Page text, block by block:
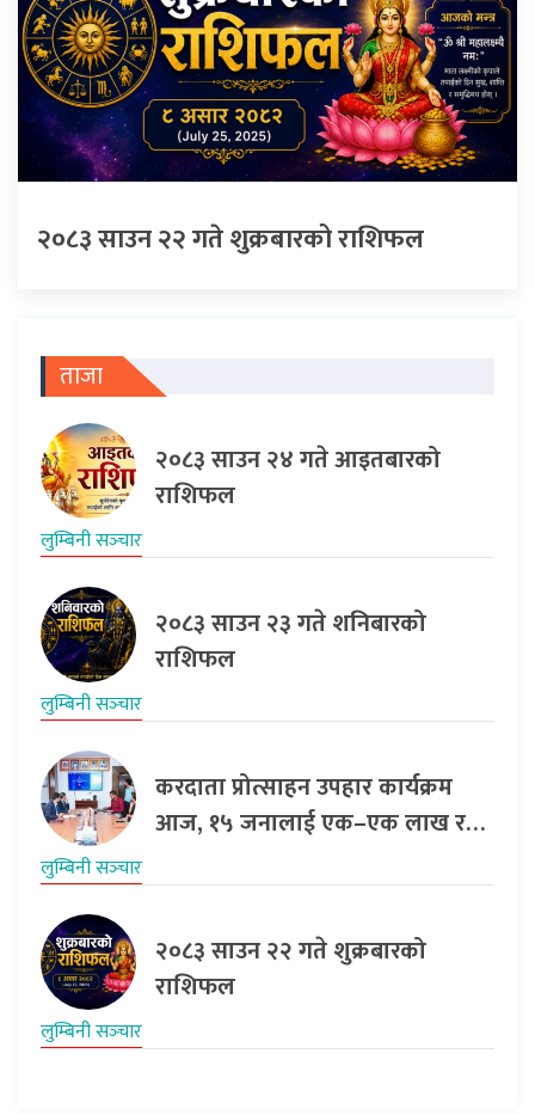
२०८३ साउन २२ गते शुक्रबारको राशिफल
ताजा
२०८३ साउन २४ गते आइतबारको
राशिफल
लुम्बिनी सञ्‍चार
२०८३ साउन २३ गते शनिबारको
राशिफल
लुम्बिनी सञ्‍चार
करदाता प्रोत्साहन उपहार कार्यक्रम
आज, १५ जनालाई एक–एक लाख र…
लुम्बिनी सञ्‍चार
२०८३ साउन २२ गते शुक्रबारको
राशिफल
लुम्बिनी सञ्‍चार